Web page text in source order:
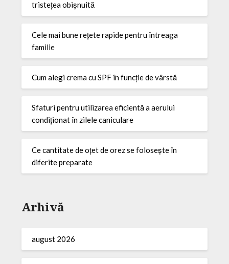
tristețea obișnuită
Cele mai bune rețete rapide pentru întreaga
familie
Cum alegi crema cu SPF în funcție de vârstă
Sfaturi pentru utilizarea eficientă a aerului
condiționat în zilele caniculare
Ce cantitate de oțet de orez se folosește în
diferite preparate
Arhivă
august 2026